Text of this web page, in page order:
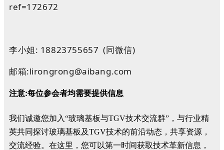
ref=172672
李小姐: 18823755657 (同微信)
邮箱:lirongrong@aibang.com
注意:每位参会者均需要提供信息
我们诚邀您加入“玻璃基板与TGV技术交流群”，与行业精
英共同探讨玻璃基板及TGV技术的前沿动态，共享资源，
交流经验。在这里，您可以第一时间获取技术革新信息，